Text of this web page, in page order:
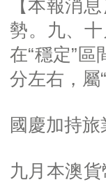
【本報消
勢。九、
在“穩定”
分左右，屬
國慶加持
九月本澳